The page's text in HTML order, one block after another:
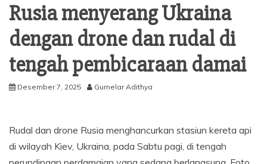
Rusia menyerang Ukraina
dengan drone dan rudal di
tengah pembicaraan damai
Desember 7, 2025 Gumelar Adithya
Rudal dan drone Rusia menghancurkan stasiun kereta api
di wilayah Kiev, Ukraina, pada Sabtu pagi, di tengah